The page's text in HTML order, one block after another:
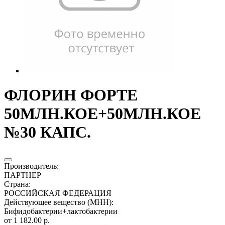
ФЛОРИН ФОРТЕ
50МЛН.КОЕ+50МЛН.КОЕ
№30 КАПС.
Производитель:
ПАРТНЕР
Страна:
РОССИЙСКАЯ ФЕДЕРАЦИЯ
Действующее вещество (МНН):
Бифидобактерии+лактобактерии
от 1 182.00 р.